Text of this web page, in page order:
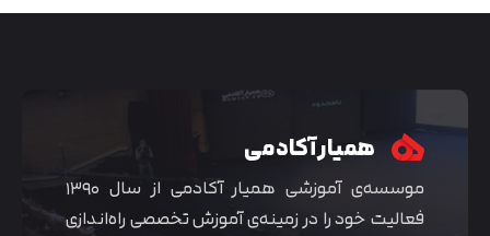
همیار آکادمی
موسسه‌ی آموزشی همیار آکادمی از سال ۱۳۹۰
فعالیت خود را در زمینه‌ی آموزش تخصصی راه‌اندازی